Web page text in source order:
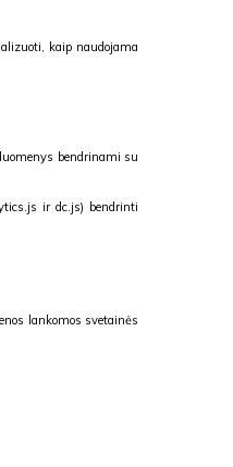
kaip naudojama
bendrinami su
ir dc.js) bendrinti
lankomos svetainės